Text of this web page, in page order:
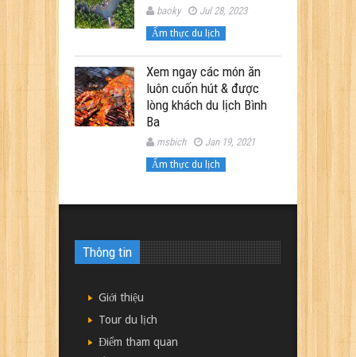
baoky Jul 28, 2023
Ẩm thực du lịch
Xem ngay các món ăn
luôn cuốn hút & được
lòng khách du lịch Bình
Ba
msbich Jan 19, 2021
Ẩm thực du lịch
Thông tin
Giới thiệu
Tour du lịch
Điểm tham quan